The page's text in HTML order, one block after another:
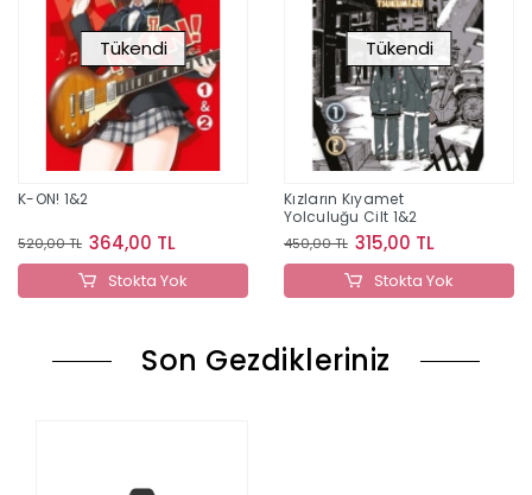
Tükendi
K-ON! 1&2
520,00 TL 364,00 TL
Stokta Yok
Tükendi
Kızların Kıyamet
Yolculuğu Cilt 1&2
450,00 TL 315,00 TL
Stokta Yok
Son Gezdikleriniz